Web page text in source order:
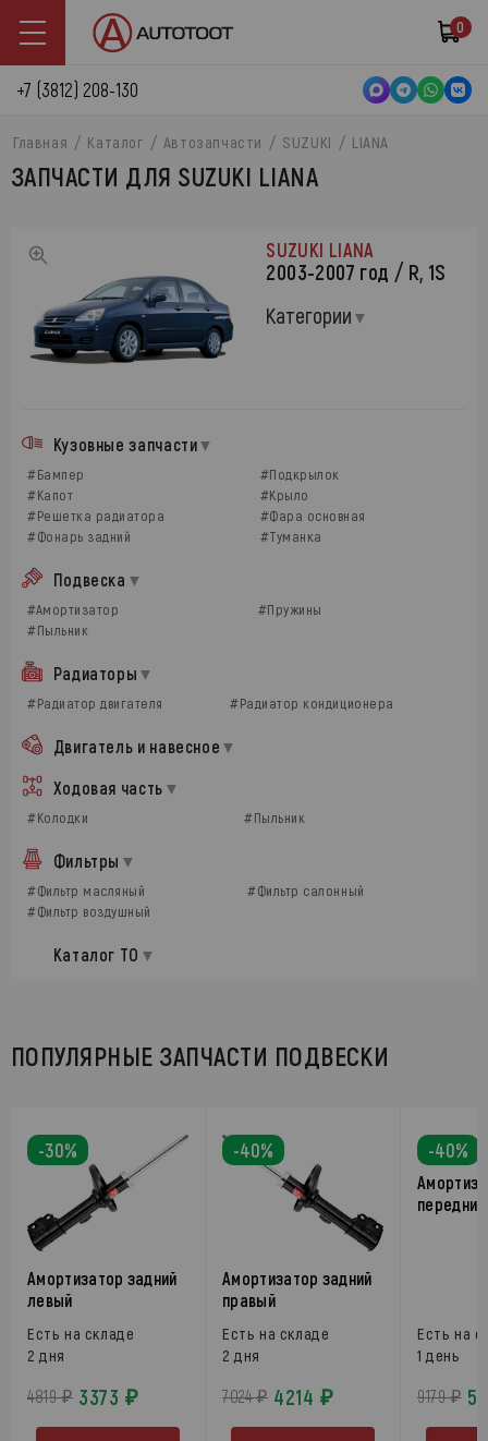
0
+7 (3812) 208-130
Главная Каталог Автозапчасти SUZUKI LIANA
ЗАПЧАСТИ ДЛЯ SUZUKI LIANA
SUZUKI LIANA
2003-2007 год / R, 1S
Категории
Кузовные запчасти
#Бампер
#Подкрылок
#Капот
#Крыло
#Решетка радиатора
#Фара основная
#Фонарь задний
#Туманка
Подвеска
#Амортизатор
#Пружины
#Пыльник
Радиаторы
#Радиатор двигателя #Радиатор кондиционера
Двигатель и навесное
Ходовая часть
#Колодки #Пыльник
Фильтры
#Фильтр масляный
#Фильтр салонный
#Фильтр воздушный
Каталог ТО
ПОПУЛЯРНЫЕ ЗАПЧАСТИ ПОДВЕСКИ
-30%
Амортизатор задний
левый
Есть на складе
2 дня
4819 ₽ 3373 ₽
-40%
Амортизатор задний
правый
Есть на складе
2 дня
7024 ₽ 4214 ₽
-40%
Есть на
1 день
9179 ₽